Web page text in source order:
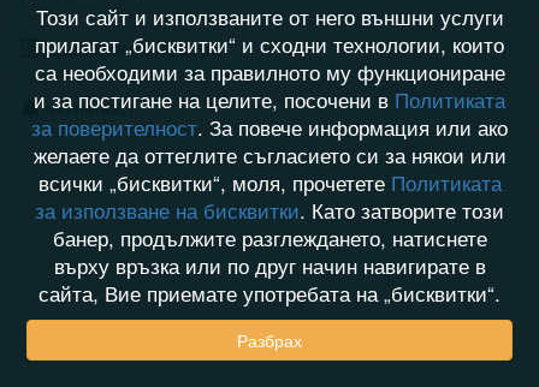
Хронология на игри
Активност
Този сайт и използваните от него външни услуги
прилагат „бисквитки“ и сходни технологии, които
са необходими за правилното му функциониране
и за постигане на целите, посочени в Политиката
за поверителност. За повече информация или ако
желаете да оттеглите съгласието си за някои или
всички „бисквитки“, моля, прочетете Политиката
за използване на бисквитки. Като затворите този
банер, продължите разглеждането, натиснете
върху връзка или по друг начин навигирате в
сайта, Вие приемате употребата на „бисквитки“.
Разбрах